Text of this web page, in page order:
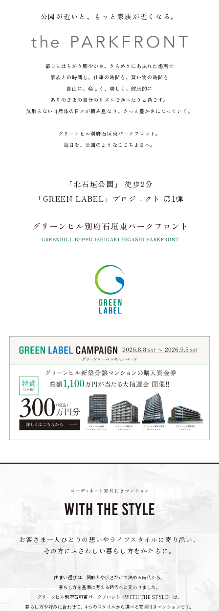
公園が近いと、もっと家族が近くなる。
都心とはちがう賑やかさ、きらめきにあふれた場所で
家族との時間も、仕事の時間も、買い物の時間も
自由に、楽しく、美しく、健康的に
ありのままの自分のリズムでゆったりと過ごす。
気取らない自然体の日々が積み重なり、きっと豊かさになっていく。
グリーンヒル別府石垣東パークフロント。
毎日を、公園のようなここちよさへ。
「北石垣公園」 徒歩2分
「GREEN LABEL」プロジェクト 第1弾
お客さま一人ひとりの想いやライフスタイルに寄り添い、
その方にふさわしい暮らし方をかたちに。
住まい選びは、間取りや広さだけで決める時代から、
暮らし方を基準に考える時代へと変わりました。
グリーンヒル別府石垣東パークフロント〈WITH THE STYLE〉は、
暮らし方や好みに合わせて、4つのスタイルから選べる家具付きマンションです。